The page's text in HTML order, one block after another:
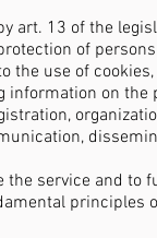
art. 13 of the
of
the use of
information on the
service and to
principles